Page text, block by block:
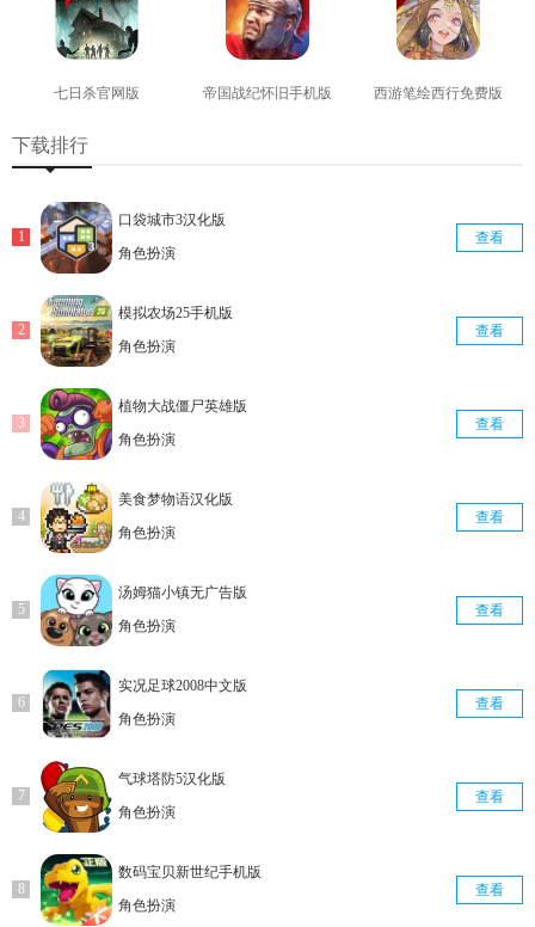
七日杀官网版 帝国战纪怀旧手机版 西游笔绘西行免费版
下载排行
口袋城市3汉化版
角色扮演
查看
模拟农场25手机版
角色扮演
查看
植物大战僵尸英雄版
角色扮演
查看
美食梦物语汉化版
角色扮演
查看
汤姆猫小镇无广告版
角色扮演
查看
实况足球2008中文版
角色扮演
查看
气球塔防5汉化版
角色扮演
查看
数码宝贝新世纪手机版
角色扮演
查看